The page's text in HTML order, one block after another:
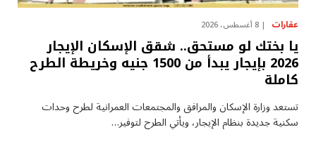
عقارات 8 أغسطس، 2026
يا بختك لو مستحق.. شقق الإسكان الإيجار
2026 بإيجار يبدأ من 1500 جنيه وخريطة الطرح
كاملة
تستعد وزارة الإسكان والمرافق والمجتمعات العمرانية لطرح وحدات
سكنية جديدة بنظام الإيجار، ويأتي الطرح لتوفير…